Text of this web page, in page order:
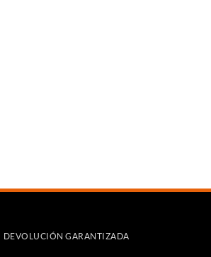
DEVOLUCIÓN GARANTIZADA